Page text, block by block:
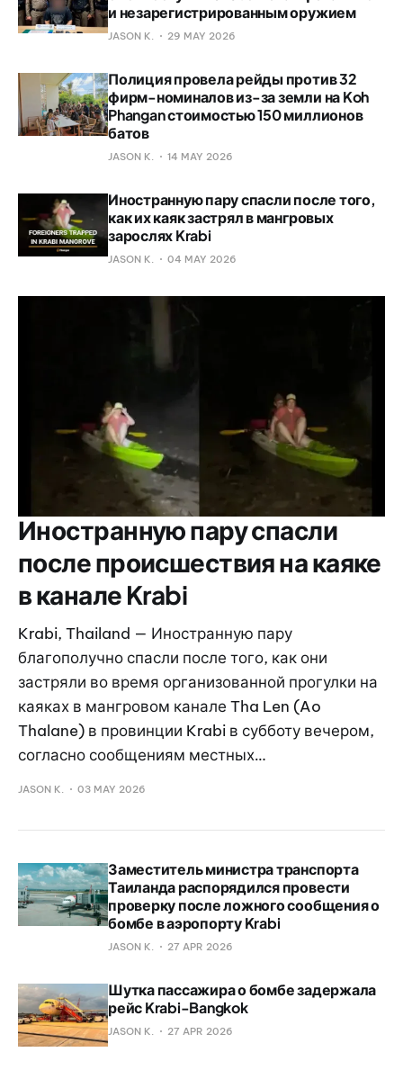
и незарегистрированным оружием
JASON K. 29 MAY 2026
Полиция провела рейды против 32
фирм-номиналов из-за земли на Koh
Phangan стоимостью 150 миллионов
батов
JASON K. 14 MAY 2026
Иностранную пару спасли после того,
как их каяк застрял в мангровых
зарослях Krabi
JASON K. 04 MAY 2026
Иностранную пару спасли
после происшествия на каяке
в канале Krabi
Krabi, Thailand — Иностранную пару
благополучно спасли после того, как они
застряли во время организованной прогулки на
каяках в мангровом канале Tha Len (Ao
Thalane) в провинции Krabi в субботу вечером,
согласно сообщениям местных…
JASON K. 03 MAY 2026
Заместитель министра транспорта
Таиланда распорядился провести
проверку после ложного сообщения о
бомбе в аэропорту Krabi
JASON K. 27 APR 2026
Шутка пассажира о бомбе задержала
рейс Krabi-Bangkok
JASON K. 27 APR 2026